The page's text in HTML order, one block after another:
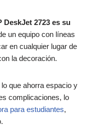
DeskJet 2723 es su
un equipo con líneas
en cualquier lugar de
la decoración.
que ahorra espacio y
complicaciones, lo
para estudiantes,